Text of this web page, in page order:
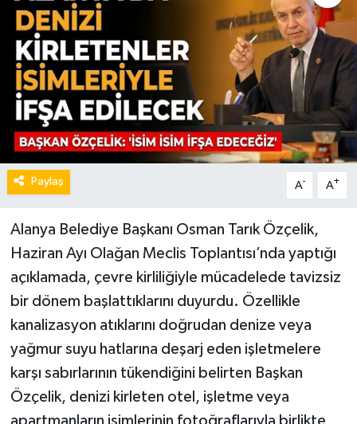
Paylaş A- A+
Alanya Belediye Başkanı Osman Tarık Özçelik,
Haziran Ayı Olağan Meclis Toplantısı’nda yaptığı
açıklamada, çevre kirliliğiyle mücadelede tavizsiz
bir dönem başlattıklarını duyurdu. Özellikle
kanalizasyon atıklarını doğrudan denize veya
yağmur suyu hatlarına deşarj eden işletmelere
karşı sabırlarının tükendiğini belirten Başkan
Özçelik, denizi kirleten otel, işletme veya